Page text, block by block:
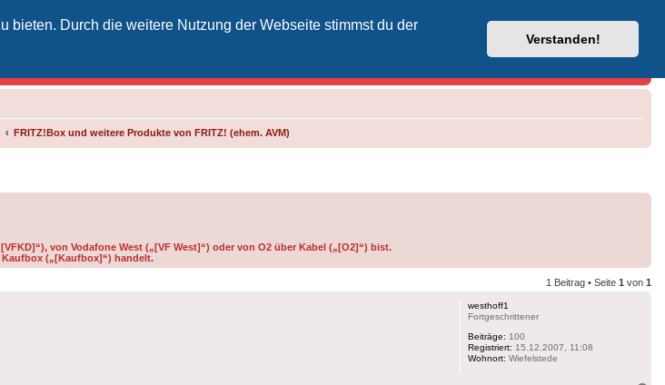
bieten. Durch die weitere Nutzung der Webseite stimmst du der
Verstanden!
Vodafone-Kabel-Helpdesk
FRITZ!Box und weitere Produkte von FRITZ! (ehem. AVM)
von Vodafone West („[VF West]“) oder von O2 über Kabel („[O2]“) bist.
(„[Kaufbox]“) handelt.
1 Beitrag • Seite 1 von 1
westhoff1
Fortgeschrittener
Beiträge: 100
Registriert: 15.12.2007, 11:08
Wohnort: Wiefelstede